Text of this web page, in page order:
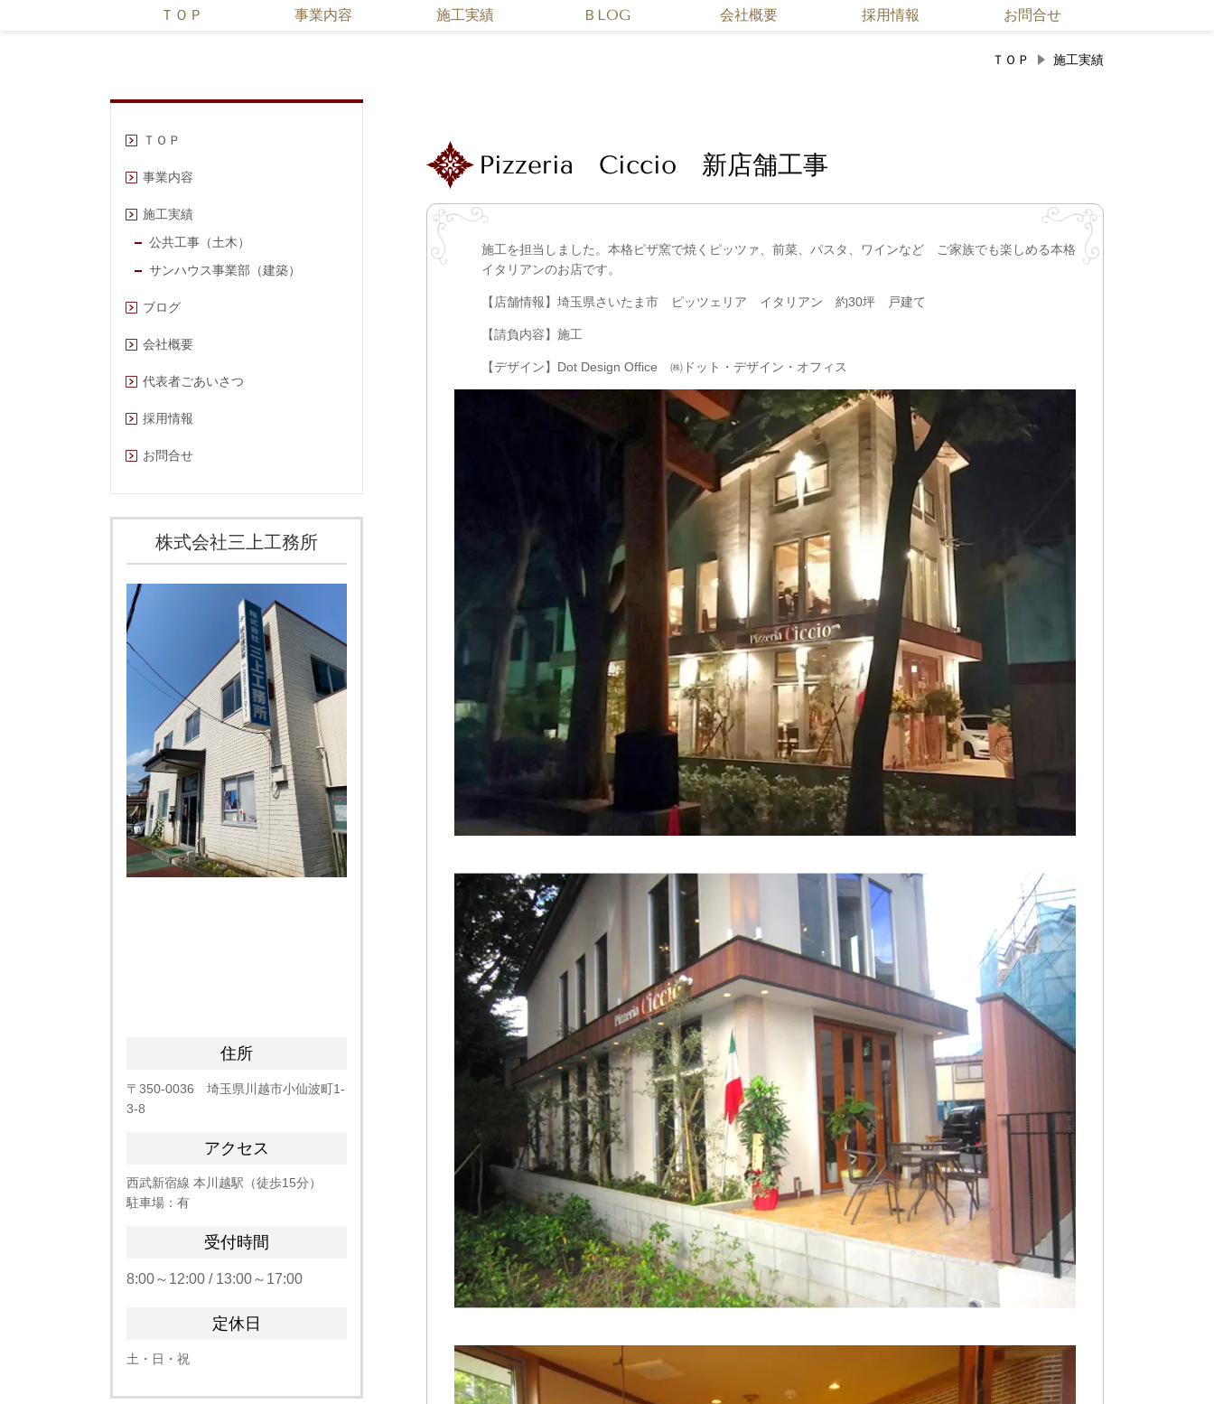
ＴＯＰ 事業内容 施工実績 ＢLOG 会社概要 採用情報 お問合せ
ＴＯＰ 施工実績
Pizzeria Ciccio 新店舗工事
施工を担当しました。本格ピザ窯で焼くピッツァ、前菜、パスタ、ワインなど ご家族でも楽しめる本格
イタリアンのお店です。
【店舗情報】埼玉県さいたま市 ピッツェリア イタリアン 約30坪 戸建て
【請負内容】施工
【デザイン】Dot Design Office ㈱ドット・デザイン・オフィス
ＴＯＰ
事業内容
施工実績
公共工事（土木）
サンハウス事業部（建築）
ブログ
会社概要
代表者ごあいさつ
採用情報
お問合せ
株式会社三上工務所
住所
〒350-0036 埼玉県川越市小仙波町1-
3-8
アクセス
西武新宿線 本川越駅（徒歩15分）
駐車場：有
受付時間
8:00～12:00 / 13:00～17:00
定休日
土・日・祝